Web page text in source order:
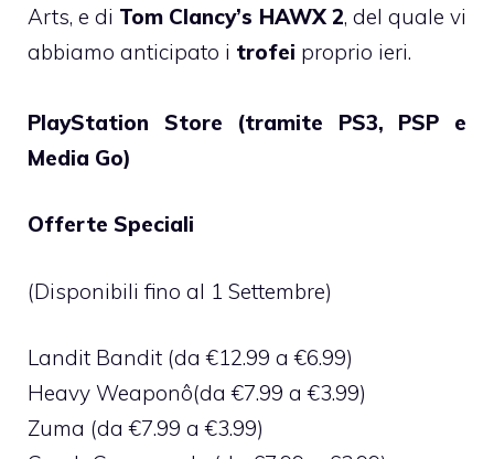
Arts, e di Tom Clancy’s HAWX 2, del quale vi
abbiamo anticipato i trofei proprio ieri.
PlayStation Store (tramite PS3, PSP e
Media Go)
Offerte Speciali
(Disponibili fino al 1 Settembre)
Landit Bandit (da €12.99 a €6.99)
Heavy Weaponô(da €7.99 a €3.99)
Zuma (da €7.99 a €3.99)